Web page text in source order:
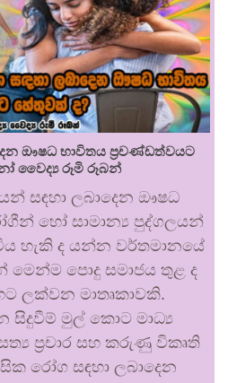
ඖෂධ භාවිතය ප්‍රචණ්ඩත්වයට
වෛද්‍ය රූමි රූබන්
සඳහා ලබාදෙන ඖෂධ
හෝ සාමාන්‍ය පුද්ගලයන්
හැකි ද යන්න වර්තමානයේ
පොදු සමාජය තුළ ද
ලක්වන මාතෘකාවකි.
සිදුවීම් මුල් කොට මාධ්‍ය
ප්‍රචාර සහ කරුණු විකෘති
රෝග සඳහා ලබාදෙන